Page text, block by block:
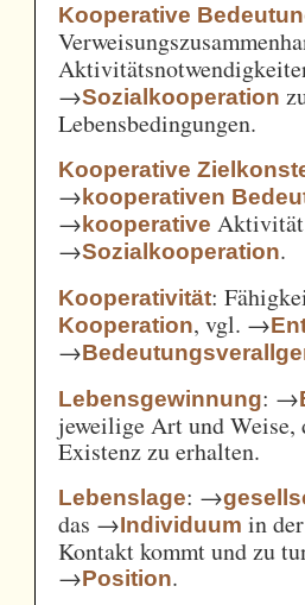
Kooperative
→Sozialkooperation
Lebensbedingungen.
Kooperative
→kooperativen
→kooperative
→Sozialkooperation.
Kooperativität:
Kooperation, vgl. →
→
Lebensgewinnung: →
jeweilige Art und
Existenz zu erhalten.
Lebenslage: →
das →Individuum in
Kontakt kommt und zu
→Position.